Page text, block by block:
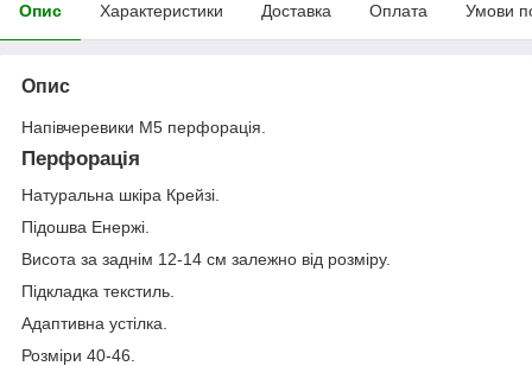
Опис Характеристики Доставка Оплата Умови
Опис
Напівчеревики М5 перфорація.
Перфорація
Натуральна шкіра Крейзі.
Підошва Енержі.
Висота за заднім 12-14 см залежно від розміру.
Підкладка текстиль.
Адаптивна устілка.
Розміри 40-46.